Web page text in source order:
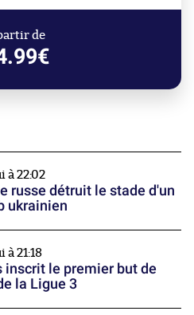
de
à 22:02
russe détruit le stade d'un
ukrainien
21:18
inscrit le premier but de
la Ligue 3